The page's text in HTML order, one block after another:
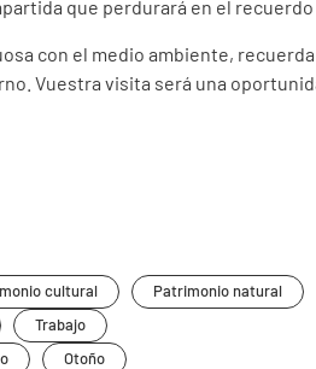
que perdurará en el
con el medio ambiente,
Vuestra visita será una
cultural
Patrimonio natural
Trabajo
Otoño